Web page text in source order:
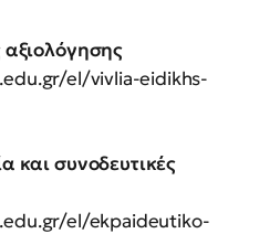
el/vivlia-eidikhs-
και συνοδευτικές
el/ekpaideutiko-